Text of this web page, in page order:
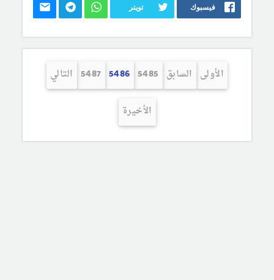
فيسبوك تويتر
الأولى السابق 5485
5486
5487 التالي
الأخيرة